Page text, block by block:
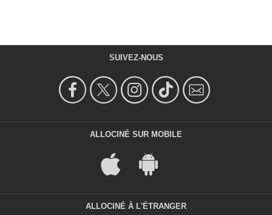
SUIVEZ-NOUS
ALLOCINÉ SUR MOBILE
ALLOCINÉ À L'ÉTRANGER